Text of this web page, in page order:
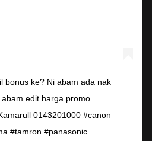
bonus ke? Ni abam ada nak
edit harga promo.
0143201000 #canon
#tamron #panasonic